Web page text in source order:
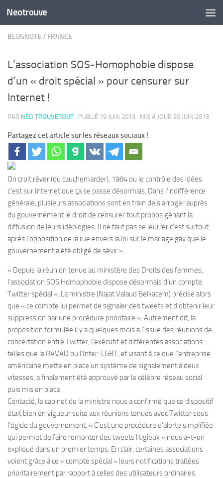
Skip to content
Neotrouve
BLOGNOTE / FRANCE
L’association SOS-Homophobie dispose
d’un « droit spécial » pour censurer sur
Internet !
PAR NÉO TROUVETOUT · PUBLIÉ 19 JUIN 2013 · MIS À JOUR 20 JUIN 2013
Partagez cet article sur les réseaux sociaux !
On croit rêver (ou cauchemarder), 1984 ou le contrôle des idées
c’est sur Internet que ça se passe désormais. Dans l’indifférence
générale, plusieurs associations sont en train de s’arroger auprès
du gouvernement le droit de censurer tout propos génant la
diffusion de leurs idéologies. Il ne faut pas se leurrer c’est surtout
après l’opposition de la rue envers la loi sur le mariage gay que le
gouvernement a été obligé de sévir ».
« Depuis la réunion tenue au ministère des Droits des femmes,
l’association SOS Homophobie dispose désormais d’un compte
Twitter spécial ». La ministre (Najat Valaud Belkacem) précise alors
que « ce compte lui permet de signaler des tweets et d’obtenir leur
suppression par une procédure prioritaire ». Autrement dit, la
proposition formulée il y a quelques mois a l’issue des réunions de
concertation entre Twitter, l’exécutif et différentes associations
telles que la RAVAD ou l’Inter-LGBT, et visant à ce que l’entreprise
américaine mette en place un système de signalement à deux
vitesses, a finalement été approuvé par le célèbre réseau social
puis mis en place.
Contacté, le cabinet de la ministre nous a confirmé que ce dispositif
était bien en vigueur suite aux réunions tenues avec Twitter sous
l’égide du gouvernement. « C’est une procédure d’alerte simplifiée
qui permet de faire remonter des tweets litigieux » nous a-t-on
expliqué dans un premier temps. En clair, certaines associations
voient grâce à ce « compte spécial » leurs notifications traitées
prioritairement par rapport à celles des utilisateurs ordinaires.